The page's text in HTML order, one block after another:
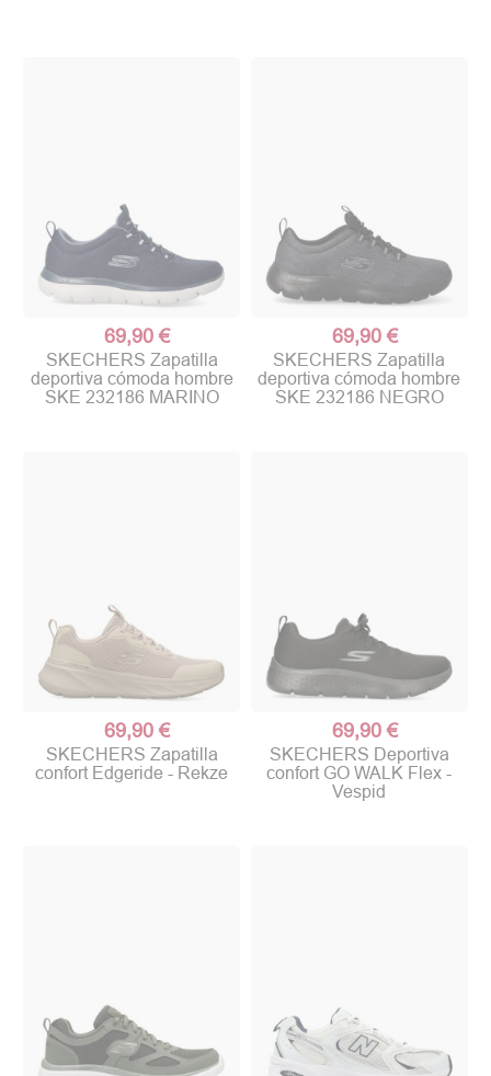
69,90 €
SKECHERS Zapatilla
deportiva cómoda hombre
SKE 232186 MARINO
69,90 €
SKECHERS Zapatilla
deportiva cómoda hombre
SKE 232186 NEGRO
69,90 €
SKECHERS Zapatilla
confort Edgeride - Rekze
69,90 €
SKECHERS Deportiva
confort GO WALK Flex -
Vespid